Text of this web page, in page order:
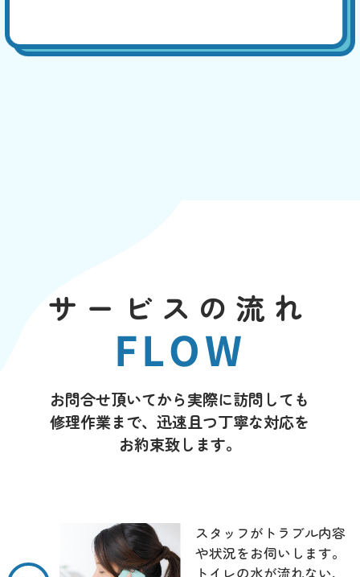
サービスの流れ
FLOW
お問合せ頂いてから実際に訪問しても
修理作業まで、迅速且つ丁寧な対応を
お約束致します。
スタッフがトラブル内容
や状況をお伺いします。
トイレの水が流れない、